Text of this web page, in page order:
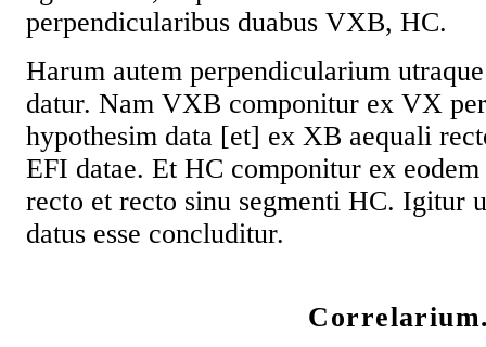
perpendicularibus duabus VXB, HC.
Harum autem perpendicularium utraque
datur. Nam VXB componitur ex VX per
hypothesim data [et] ex XB aequali
EFI datae. Et HC componitur ex
recto et recto sinu segmenti HC. Igitur
datus esse concluditur.